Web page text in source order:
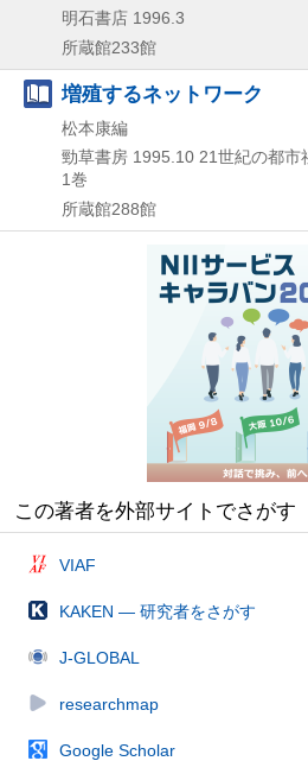
明石書店 1996.3
所蔵館233館
増殖するネットワーク
松本康編
勁草書房 1995.10 21世紀の都市
1巻
所蔵館288館
この著者を外部サイトでさがす
VIAF
KAKEN — 研究者をさがす
J-GLOBAL
researchmap
Google Scholar